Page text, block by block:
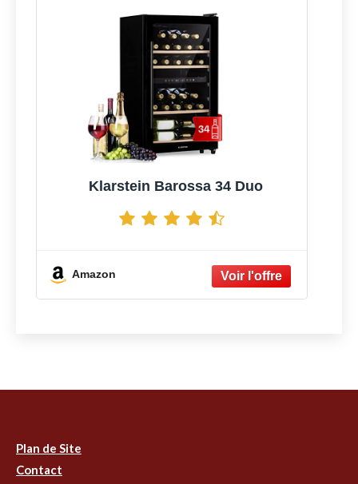
Klarstein Barossa 34 Duo
Amazon
Plan de Site
Contact